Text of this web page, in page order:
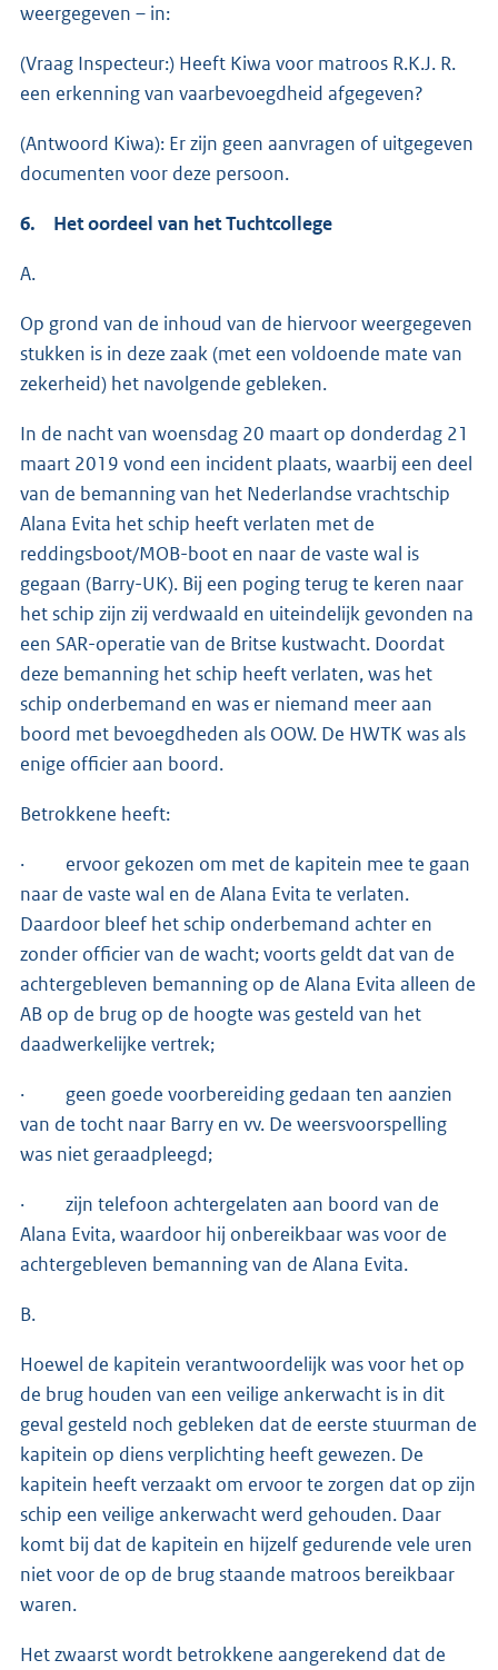
weergegeven – in:
(Vraag Inspecteur:) Heeft Kiwa voor matroos R.K.J. R.
een erkenning van vaarbevoegdheid afgegeven?
(Antwoord Kiwa): Er zijn geen aanvragen of uitgegeven
documenten voor deze persoon.
6. Het oordeel van het Tuchtcollege
A.
Op grond van de inhoud van de hiervoor weergegeven
stukken is in deze zaak (met een voldoende mate van
zekerheid) het navolgende gebleken.
In de nacht van woensdag 20 maart op donderdag 21
maart 2019 vond een incident plaats, waarbij een deel
van de bemanning van het Nederlandse vrachtschip
Alana Evita het schip heeft verlaten met de
reddingsboot/MOB-boot en naar de vaste wal is
gegaan (Barry-UK). Bij een poging terug te keren naar
het schip zijn zij verdwaald en uiteindelijk gevonden na
een SAR-operatie van de Britse kustwacht. Doordat
deze bemanning het schip heeft verlaten, was het
schip onderbemand en was er niemand meer aan
boord met bevoegdheden als OOW. De HWTK was als
enige officier aan boord.
Betrokkene heeft:
· ervoor gekozen om met de kapitein mee te gaan
naar de vaste wal en de Alana Evita te verlaten.
Daardoor bleef het schip onderbemand achter en
zonder officier van de wacht; voorts geldt dat van de
achtergebleven bemanning op de Alana Evita alleen de
AB op de brug op de hoogte was gesteld van het
daadwerkelijke vertrek;
· geen goede voorbereiding gedaan ten aanzien
van de tocht naar Barry en vv. De weersvoorspelling
was niet geraadpleegd;
· zijn telefoon achtergelaten aan boord van de
Alana Evita, waardoor hij onbereikbaar was voor de
achtergebleven bemanning van de Alana Evita.
B.
Hoewel de kapitein verantwoordelijk was voor het op
de brug houden van een veilige ankerwacht is in dit
geval gesteld noch gebleken dat de eerste stuurman de
kapitein op diens verplichting heeft gewezen. De
kapitein heeft verzaakt om ervoor te zorgen dat op zijn
schip een veilige ankerwacht werd gehouden. Daar
komt bij dat de kapitein en hijzelf gedurende vele uren
niet voor de op de brug staande matroos bereikbaar
waren.
Het zwaarst wordt betrokkene aangerekend dat de